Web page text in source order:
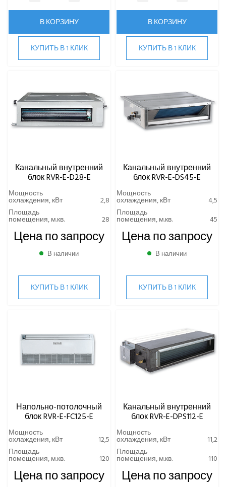
В КОРЗИНУ
КУПИТЬ В 1 КЛИК
В КОРЗИНУ
КУПИТЬ В 1 КЛИК
Канальный внутренний
блок RVR-E-D28-E
Мощность
охлаждения, кВт
2,8
Площадь
помещения, м.кв. 28
Цена по запросу
В наличии
КУПИТЬ В 1 КЛИК
Канальный внутренний
блок RVR-E-DS45-E
Мощность
охлаждения, кВт
4,5
Площадь
помещения, м.кв. 45
Цена по запросу
В наличии
КУПИТЬ В 1 КЛИК
Напольно-потолочный
блок RVR-E-FC125-E
Мощность
охлаждения, кВт
12,5
Площадь
помещения, м.кв. 120
Цена по запросу
Канальный внутренний
блок RVR-E-DPS112-E
Мощность
охлаждения, кВт
11,2
Площадь
помещения, м.кв. 110
Цена по запросу